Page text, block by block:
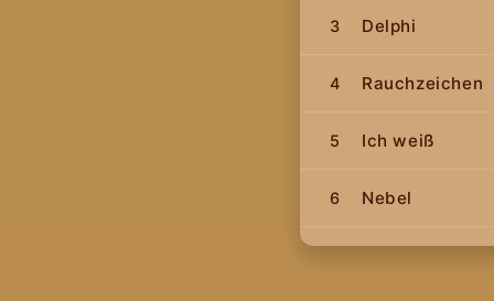
3 Delphi
4 Rauchzeichen
5 Ich weiß
6 Nebel